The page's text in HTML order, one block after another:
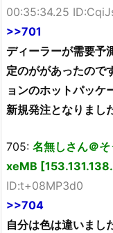
00:35:34.25
>>701
ディーラーが需要予
定のががあったので
ョンのホットパッケ
新規発注となりまし
705: 名無しさん＠
xeMB
ID:t+08MP3d0
>>704
自分は色は違いまし